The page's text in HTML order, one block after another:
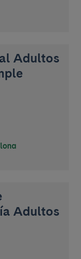
Adultos
Adultos